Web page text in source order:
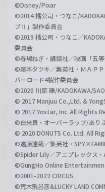
©Disney/Pixar
©2014 橘公司・つなこ/
ブⅡ」製作委員会
©2019 橘公司・つなこ／
委員会
©春場ねぎ・講談社／映画「五
©藤本タツキ／集英社・ＭＡＰ
バーロード4製作委員会
©2020 川原 礫/KADOKAWA/
© 2017 Manjuu Co.,Ltd. &
© 2017 Yostar, Inc. All Rights
©白米良・オーバーラップ/あり
© 2020 DONUTS Co. Ltd. All
©遠藤達哉／集英社・
©Spider Lily／アニプレックス・
©GungHo Online
©2001-2022 CIRCUS
©荒木飛呂彦&LUCKY LAND